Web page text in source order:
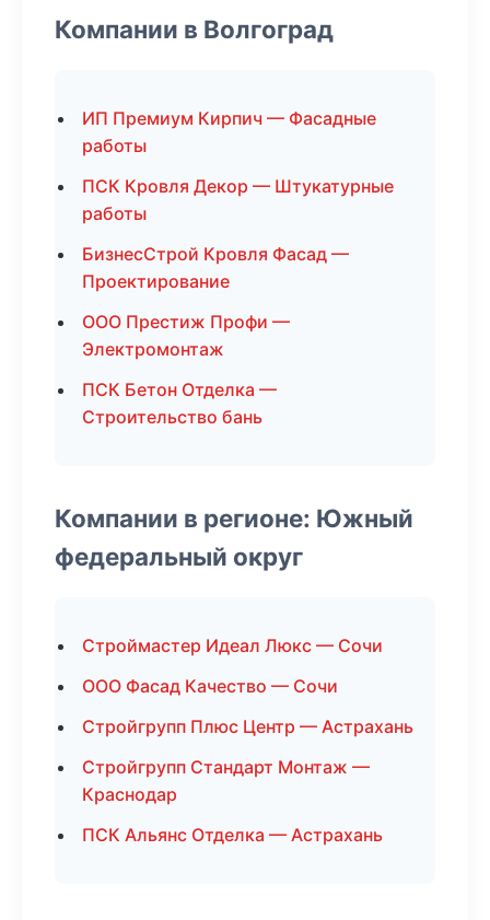
Компании в Волгоград
ИП Премиум Кирпич — Фасадные
работы
ПСК Кровля Декор — Штукатурные
работы
БизнесСтрой Кровля Фасад —
Проектирование
ООО Престиж Профи —
Электромонтаж
ПСК Бетон Отделка —
Строительство бань
Компании в регионе: Южный
федеральный округ
Строймастер Идеал Люкс — Сочи
ООО Фасад Качество — Сочи
Стройгрупп Плюс Центр — Астрахань
Стройгрупп Стандарт Монтаж —
Краснодар
ПСК Альянс Отделка — Астрахань